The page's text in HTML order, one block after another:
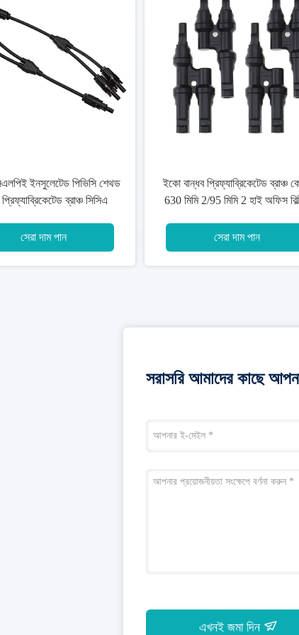
নিরস্ত্র oured
600V / 1000V
জি 0.5 এমএম 2
সরাসরি আমাদের কাছে
এখনই জমা দিন